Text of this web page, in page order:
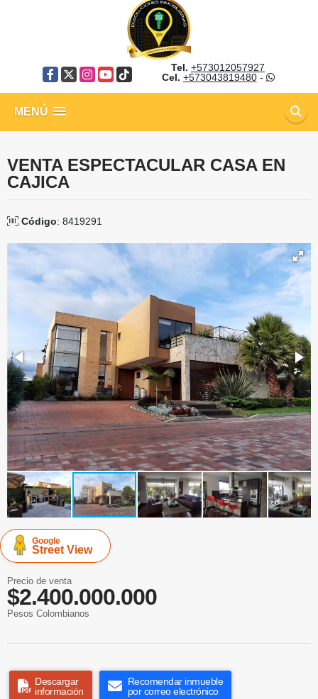
Facebook
X Instagram
YouTube
TikTok
Tel. +573012057927
Cel. +573043819480-
MENÚ
VENTA ESPECTACULAR CASA EN
CAJICA
Código: 8419291
Google
Street View
Precio de venta
$2.400.000.000
Pesos Colombianos
Descargar
información
Recomendar inmueble
por correo electrónico